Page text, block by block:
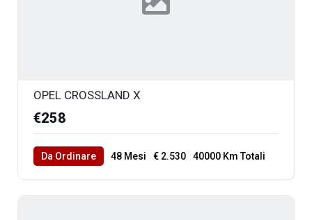
OPEL CROSSLAND X
€258
Da Ordinare 48 Mesi € 2.530 40000 Km Totali